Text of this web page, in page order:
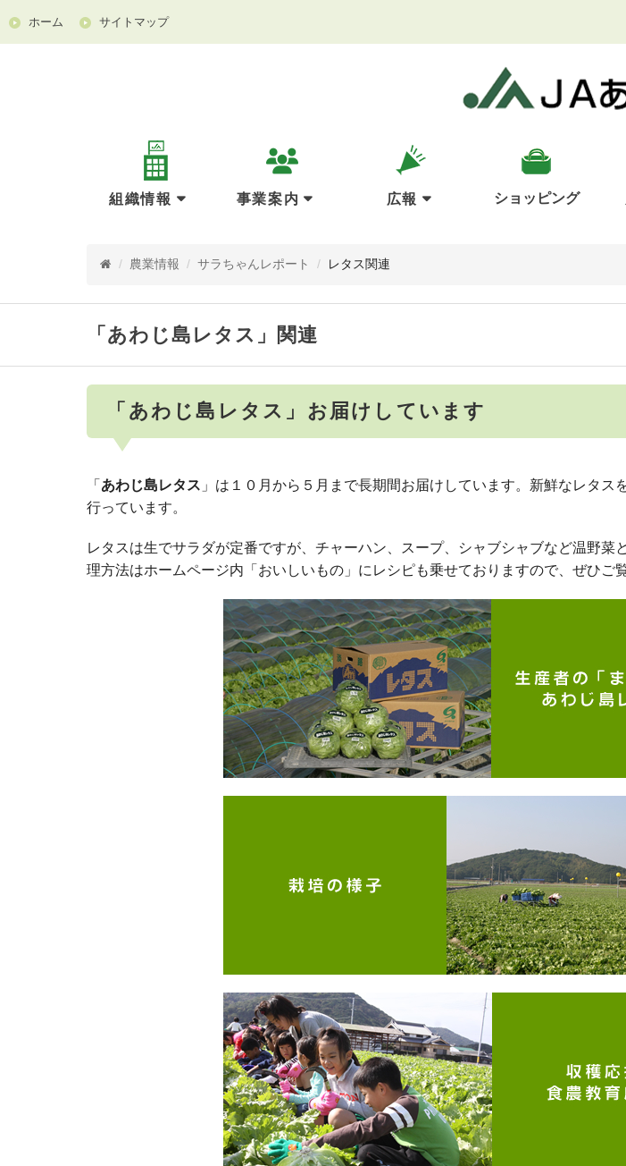
ホーム サイトマップ
組織情報 事業案内 広報 ショッピング
/ 農業情報 / サラちゃんレポート / レタス関連
「あわじ島レタス」関連
「あわじ島レタス」お届けしています
「 あわじ島レタス 」は１０月から５月まで長期間お届けしています。新鮮なレタス
行っています。
レタスは生でサラダが定番ですが、チャーハン、スープ、シャブシャブなど温野菜
理方法はホームページ内「おいしいもの」にレシピも乗せておりますので、ぜひご